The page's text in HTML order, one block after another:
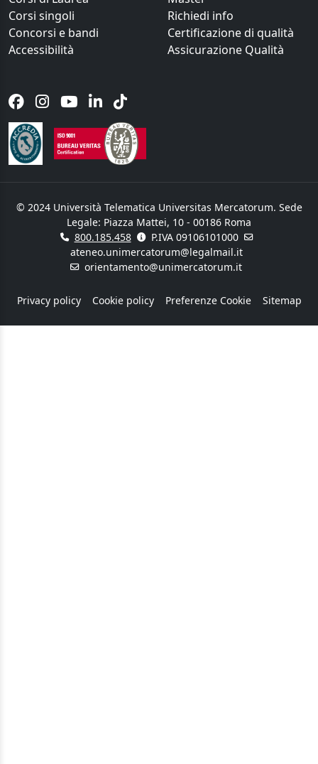
Corsi singoli
Richiedi info
Concorsi e bandi
Certificazione di qualità
Accessibilità
Assicurazione Qualità
© 2024 Università Telematica Universitas Mercatorum. Sede
Legale: Piazza Mattei, 10 - 00186 Roma
800.185.458
P.IVA 09106101000
ateneo.unimercatorum@legalmail.it
orientamento@unimercatorum.it
Privacy policy Cookie policy Preferenze Cookie Sitemap